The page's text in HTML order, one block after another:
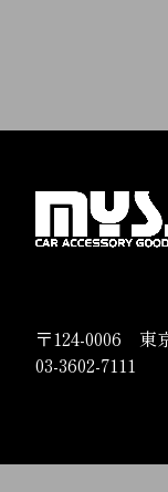
〒124-0006 東
03-3602-7111